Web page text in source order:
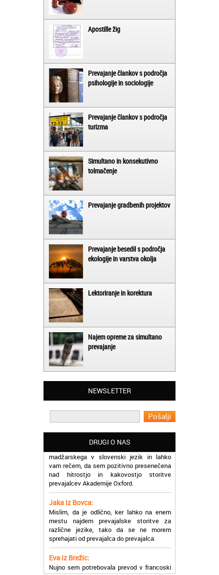
Apostille žig
Prevajanje člankov s področja
psihologije in sociologije
Prevajanje člankov s področja
turizma
Simultano in konsekutivno
tolmačenje
Prevajanje gradbenih projektov
Prevajanje besedil s področja
ekologije in varstva okolja
Lektoriranje in korektura
Najem opreme za simultano
prevajanje
NEWSLETTER
DRUGI O NAS
Matjaž iz Ajdovščine:
Lahko pohvalim vse zaposlene v Akademiji
Oxford, ker so resnično profesionalni in
prevajalske storitve opravljajo hitro in
madžarskega v slovenski jezik in lahko
vam rečem, da sem pozitivno presenečena
nad hitrostjo in kakovostjo storitve
prevajalcev Akademije Oxford.
Jaka iz Bovca:
Mislim, da je odlično, ker lahko na enem
mestu najdem prevajalske storitve za
različne jezike, tako da se ne morem
sprehajati od prevajalca do prevajalca.
Eva iz Brežic:
Nujno sem potrebovala prevod v francoski
jezik, na spletu sem našla Oxford, jih